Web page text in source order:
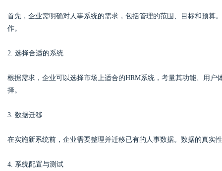
首先，企业需明确对人事系统的需求，包括管理的范围、目标和预算
作。
2. 选择合适的系统
根据需求，企业可以选择市场上适合的HRM系统，考量其功能、用
择。
3. 数据迁移
在实施新系统前，企业需要整理并迁移已有的人事数据。数据的真实
4. 系统配置与测试